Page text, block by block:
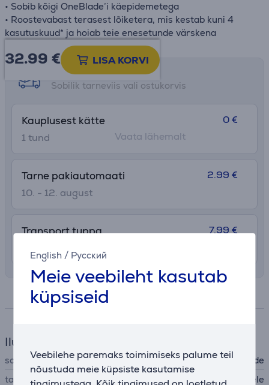
English / Русский
Meie veebileht kasutab
küpsiseid
Veebilehe paremaks toimimiseks palume teil
nõustuda meie küpsiste kasutamise
• Sobib kõigi OneBlade’i käepidemetega
• Roostevabast terasest lõiketera, mis kestab kuni 4
kasutuskuud* ja hoiab teie enesetunde värskena
32.99 € LISA KORVI
Tarne võimalused
Sobilik tarneviis vali ostukorvis
Kauplusest kätte
1 tund
0 €
Vaata lähemalt
Tarne pakiautomaati
10. - 12. august
2.99 €
Transport tuppa
10. - 12. august
7.99 €
Spetsifikatsioon
Ilu ja tervis
sobivus
OneBlade
tarvik
lisatarvikud pardlitele